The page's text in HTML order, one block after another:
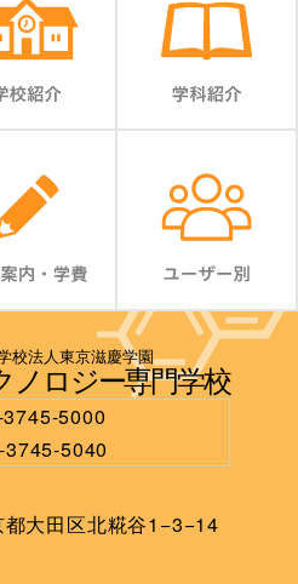
校法人東京滋慶学園
ノロジー専門学校
5000
3745-5040
大田区北糀谷1−3−14